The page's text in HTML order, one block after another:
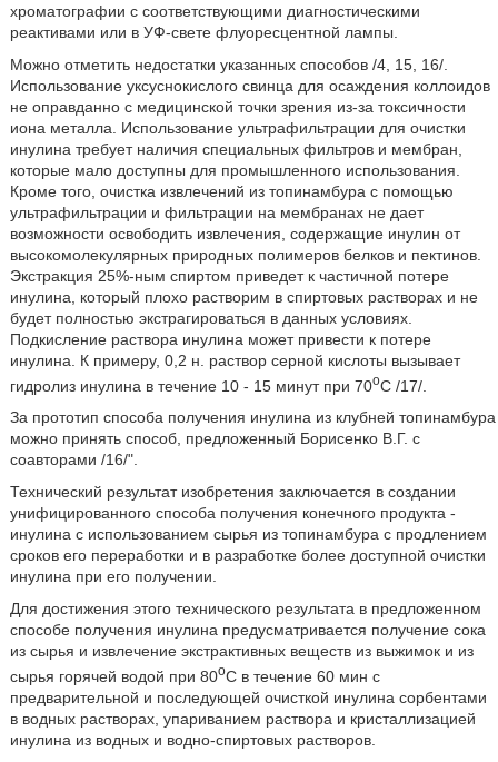
хроматографии с соответствующими диагностическими
реактивами или в УФ-свете флуоресцентной лампы.
Можно отметить недостатки указанных способов /4, 15, 16/.
Использование уксуснокислого свинца для осаждения коллоидов
не оправданно с медицинской точки зрения из-за токсичности
иона металла. Использование ультрафильтрации для очистки
инулина требует наличия специальных фильтров и мембран,
которые мало доступны для промышленного использования.
Кроме того, очистка извлечений из топинамбура с помощью
ультрафильтрации и фильтрации на мембранах не дает
возможности освободить извлечения, содержащие инулин от
высокомолекулярных природных полимеров белков и пектинов.
Экстракция 25%-ным спиртом приведет к частичной потере
инулина, который плохо растворим в спиртовых растворах и не
будет полностью экстрагироваться в данных условиях.
Подкисление раствора инулина может привести к потере
инулина. К примеру, 0,2 н. раствор серной кислоты вызывает
гидролиз инулина в течение 10 - 15 минут при 70oC /17/.
За прототип способа получения инулина из клубней топинамбура
можно принять способ, предложенный Борисенко В.Г. с
соавторами /16/".
Технический результат изобретения заключается в создании
унифицированного способа получения конечного продукта -
инулина с использованием сырья из топинамбура с продлением
сроков его переработки и в разработке более доступной очистки
инулина при его получении.
Для достижения этого технического результата в предложенном
способе получения инулина предусматривается получение сока
из сырья и извлечение экстрактивных веществ из выжимок и из
сырья горячей водой при 80oC в течение 60 мин с
предварительной и последующей очисткой инулина сорбентами
в водных растворах, упариванием раствора и кристаллизацией
инулина из водных и водно-спиртовых растворов.